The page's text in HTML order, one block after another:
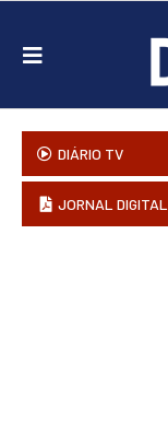
DIÁRIO TV
JORNAL DIGITAL